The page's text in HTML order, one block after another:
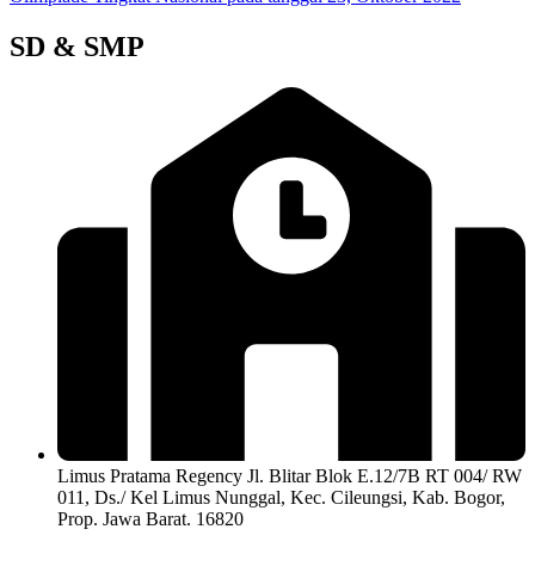
SD & SMP
Limus Pratama Regency Jl. Blitar Blok E.12/7B RT 004/ RW
011, Ds./ Kel Limus Nunggal, Kec. Cileungsi, Kab. Bogor,
Prop. Jawa Barat. 16820